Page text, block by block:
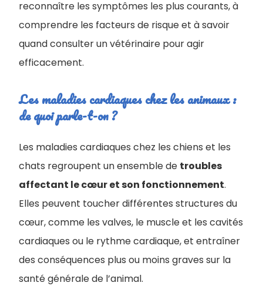
reconnaître les symptômes les plus courants, à
comprendre les facteurs de risque et à savoir
quand consulter un vétérinaire pour agir
efficacement.
Les maladies cardiaques chez les animaux :
de quoi parle-t-on ?
Les maladies cardiaques chez les chiens et les
chats regroupent un ensemble de troubles
affectant le cœur et son fonctionnement.
Elles peuvent toucher différentes structures du
cœur, comme les valves, le muscle et les cavités
cardiaques ou le rythme cardiaque, et entraîner
des conséquences plus ou moins graves sur la
santé générale de l’animal.